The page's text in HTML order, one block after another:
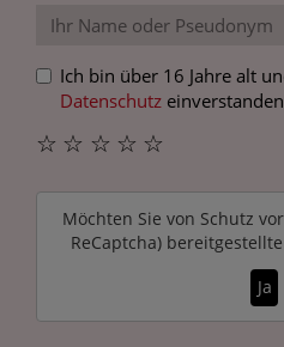
Ich bin über 16 Jahre alt
Datenschutz
☆
☆
☆
☆
☆
Möchten Sie von Schutz
ReCaptcha)bereitgestellte
Ja